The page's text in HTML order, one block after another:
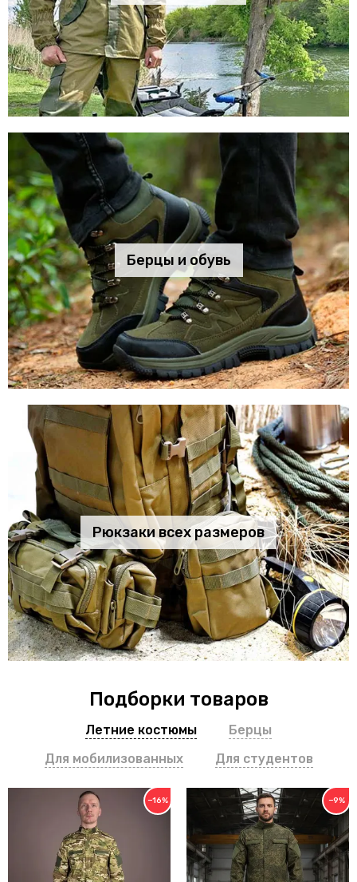
Берцы и обувь
Рюкзаки всех размеров
Подборки товаров
Летние костюмы
Берцы
Для мобилизованных
Для студентов
−16% −9%